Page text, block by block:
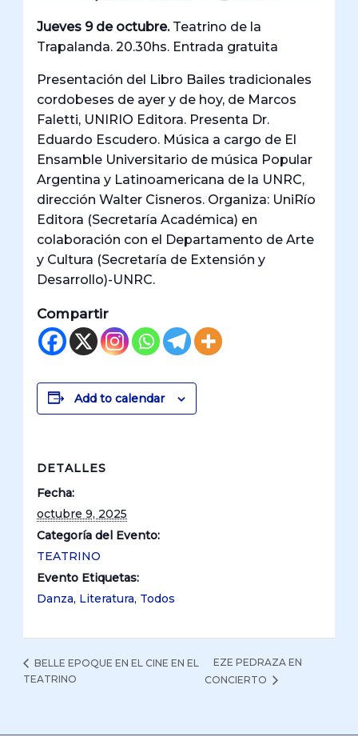
Jueves 9 de octubre.Teatrino de la
Trapalanda. 20.30hs. Entrada gratuita
Presentación del Libro Bailes tradicionales
cordobeses de ayer y de hoy, de Marcos
Faletti, UNIRIO Editora. Presenta Dr.
Eduardo Escudero. Música a cargo de El
Ensamble Universitario de música Popular
Argentina y Latinoamericana de la UNRC,
dirección Walter Cisneros. Organiza: UniRío
Editora (Secretaría Académica) en
colaboración con el Departamento de Arte
y Cultura (Secretaría de Extensión y
Desarrollo)-UNRC.
Compartir
Add to calendar
DETALLES
Fecha:
octubre 9, 2025
Categoría del Evento:
TEATRINO
Evento Etiquetas:
Danza, Literatura, Todos
BELLE EPOQUE EN EL CINE EN EL
TEATRINO
EZE PEDRAZA EN
CONCIERTO